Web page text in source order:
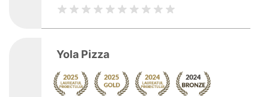
Yola Pizza